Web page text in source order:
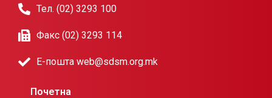
Тел. (02) 3293 100
Факс (02) 3293 114
Е-пошта web@sdsm.org.mk
Почетна